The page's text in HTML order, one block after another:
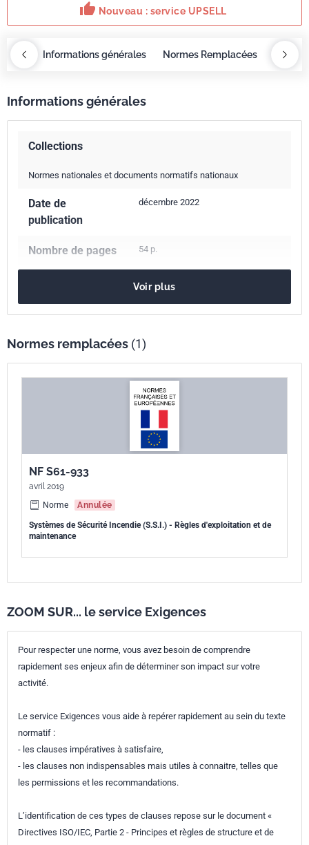
thumb_up Nouveau : service UPSELL
Informations générales Normes Remplacées
Informations générales
Collections
Normes nationales et documents normatifs nationaux
Date de
publication
décembre 2022
Nombre de pages 54 p.
Codes ICS
13.220.20Protection contre l'incendie
Voir plus
Normes remplacées (1)
NF S61-933
avril 2019
Norme
Annulée
Systèmes de Sécurité Incendie (S.S.I.) - Règles d'exploitation et de
maintenance
ZOOM SUR... le service Exigences
Pour respecter une norme, vous avez besoin de comprendre
rapidement ses enjeux afin de déterminer son impact sur votre
activité.
Le service Exigences vous aide à repérer rapidement au sein du texte
normatif :
- les clauses impératives à satisfaire,
- les clauses non indispensables mais utiles à connaitre, telles que
les permissions et les recommandations.
L’identification de ces types de clauses repose sur le document «
Directives ISO/IEC, Partie 2 - Principes et règles de structure et de